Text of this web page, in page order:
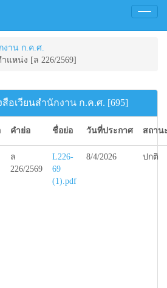
Toggle
งาน ก.ค.ศ.
แหน่ง [ล 226/2569]
อเวียนสำนักงาน ก.ค.ศ. [695]
คำย่อ ชื่อย่อ วันที่ประกาศ สถาน
ล
226/2569
L226-
69
(1).pdf
8/4/2026 ปกติ